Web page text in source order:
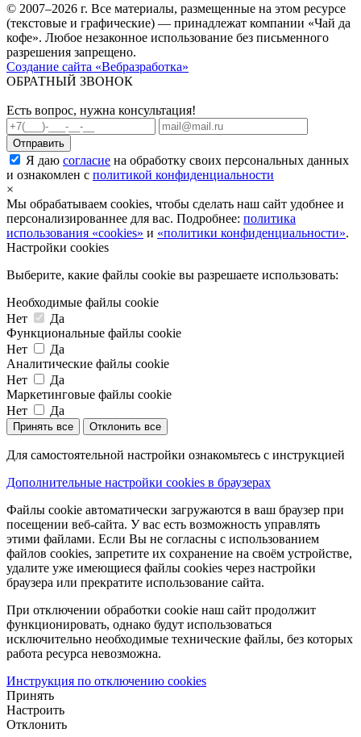
© 2007–2026 г. Все материалы, размещенные на этом ресурсе
(текстовые и графические) — принадлежат компании «Чай да
кофе». Любое незаконное использование без письменного
разрешения запрещено.
Создание сайта «Вебразработка»
ОБРАТНЫЙ ЗВОНОК
Есть вопрос, нужна консультация!
Я даю согласие на обработку своих персональных данных
и ознакомлен с политикой конфиденциальности
×
Мы обрабатываем cookies, чтобы сделать наш сайт удобнее и
персонализированнее для вас. Подробнее: политика
использования «cookies» и «политики конфиденциальности».
Настройки cookies
Выберите, какие файлы cookie вы разрешаете использовать:
Необходимые файлы cookie
Нет
Да
Функциональные файлы cookie
Нет
Да
Аналитические файлы cookie
Нет
Да
Маркетинговые файлы cookie
Нет
Да
Принять все Отклонить все
Для самостоятельной настройки ознакомьтесь с инструкцией
Дополнительные настройки cookies в браузерах
Файлы cookie автоматически загружаются в ваш браузер при
посещении веб-сайта. У вас есть возможность управлять
этими файлами. Если Вы не согласны с использованием
файлов cookies, запретите их сохранение на своём устройстве,
удалите уже имеющиеся файлы cookies через настройки
браузера или прекратите использование сайта.
При отключении обработки cookie наш сайт продолжит
функционировать, однако будут использоваться
исключительно необходимые технические файлы, без которых
работа ресурса невозможна.
Инструкция по отключению cookies
Принять
Настроить
Отклонить